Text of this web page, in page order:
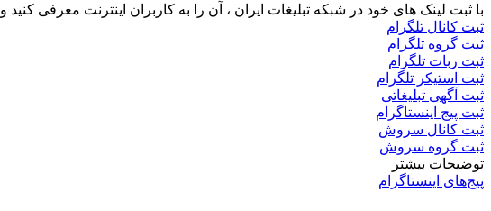
با ثبت لینک های خود در شبکه تبلیغات ایران ، آن را به کاربران اینترنت معرفی
ثبت کانال تلگرام
ثبت گروه تلگرام
ثبت ربات تلگرام
ثبت استیکر تلگرام
ثبت آگهی تبلیغاتی
ثبت پیج اینستاگرام
ثبت کانال سروش
ثبت گروه سروش
توضیحات بیشتر
پیج‌های اینستاگرام